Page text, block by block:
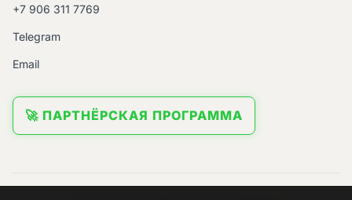
+7 906 311 7769
Telegram
Email
🚀 ПАРТНЁРСКАЯ ПРОГРАММА